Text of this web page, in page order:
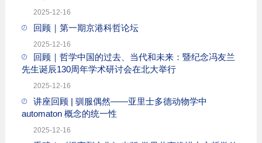
2025-12-16
回顾｜第一期京港科哲论坛
2025-12-16
回顾｜哲学中国的过去、当代和未来：暨纪念冯友兰
先生诞辰130周年学术研讨会在北大举行
2025-12-16
讲座回顾 | 驯服偶然——亚里士多德动物学中
automaton 概念的统一性
2025-12-16